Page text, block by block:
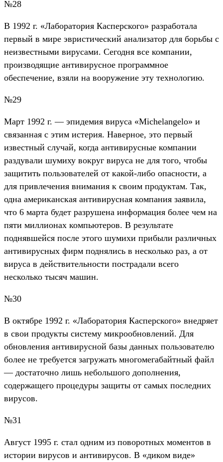
№28
В 1992 г. «Лаборатория Касперского» разработала
первый в мире эвристический анализатор для борьбы с
неизвестными вирусами. Сегодня все компании,
производящие антивирусное программное
обеспечение, взяли на вооружение эту технологию.
№29
Mарт 1992 г. — эпидемия вируса «Michelangelo» и
связанная с этим истерия. Наверное, это первый
известный случай, когда антивирусные компании
раздували шумиху вокруг вируса не для того, чтобы
защитить пользователей от какой-либо опасности, а
для привлечения внимания к своим продуктам. Так,
одна американская антивирусная компания заявила,
что 6 марта будет разрушена информация более чем на
пяти миллионах компьютеров. В результате
поднявшейся после этого шумихи прибыли различных
антивирусных фирм поднялись в несколько раз, а от
вируса в действительности пострадали всего
несколько тысяч машин.
№30
В октябре 1992 г. «Лаборатория Касперского» внедряет
в свои продукты систему микрообновлений. Для
обновления антивирусной базы данных пользователю
более не требуется загружать многомегабайтный файл
— достаточно лишь небольшого дополнения,
содержащего процедуры защиты от самых последних
вирусов.
№31
Aвгуст 1995 г. стал одним из поворотных моментов в
истории вирусов и антивирусов. В «диком виде»